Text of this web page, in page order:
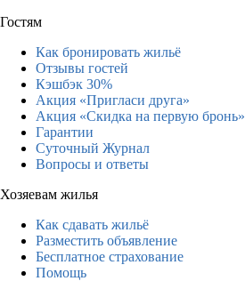
Гостям
Как бронировать жильё
Отзывы гостей
Кэшбэк 30%
Акция «Пригласи друга»
Акция «Скидка на первую бронь»
Гарантии
Суточный Журнал
Вопросы и ответы
Хозяевам жилья
Как сдавать жильё
Разместить объявление
Бесплатное страхование
Помощь